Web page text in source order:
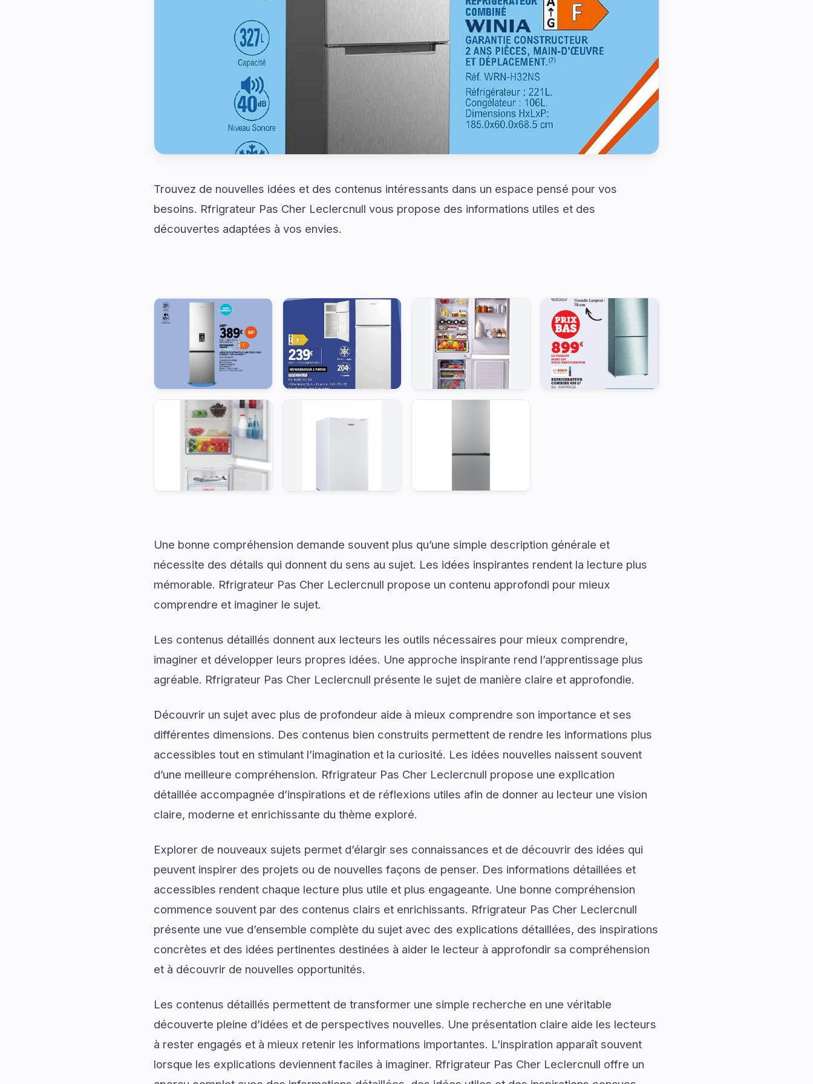
Trouvez de nouvelles idées et des contenus intéressants dans un espace pensé pour vos
besoins. Rfrigrateur Pas Cher Leclercnull vous propose des informations utiles et des
découvertes adaptées à vos envies.
Une bonne compréhension demande souvent plus qu’une simple description générale et
nécessite des détails qui donnent du sens au sujet. Les idées inspirantes rendent la lecture plus
mémorable. Rfrigrateur Pas Cher Leclercnull propose un contenu approfondi pour mieux
comprendre et imaginer le sujet.
Les contenus détaillés donnent aux lecteurs les outils nécessaires pour mieux comprendre,
imaginer et développer leurs propres idées. Une approche inspirante rend l’apprentissage plus
agréable. Rfrigrateur Pas Cher Leclercnull présente le sujet de manière claire et approfondie.
Découvrir un sujet avec plus de profondeur aide à mieux comprendre son importance et ses
différentes dimensions. Des contenus bien construits permettent de rendre les informations plus
accessibles tout en stimulant l’imagination et la curiosité. Les idées nouvelles naissent souvent
d’une meilleure compréhension. Rfrigrateur Pas Cher Leclercnull propose une explication
détaillée accompagnée d’inspirations et de réflexions utiles afin de donner au lecteur une vision
claire, moderne et enrichissante du thème exploré.
Explorer de nouveaux sujets permet d’élargir ses connaissances et de découvrir des idées qui
peuvent inspirer des projets ou de nouvelles façons de penser. Des informations détaillées et
accessibles rendent chaque lecture plus utile et plus engageante. Une bonne compréhension
commence souvent par des contenus clairs et enrichissants. Rfrigrateur Pas Cher Leclercnull
présente une vue d’ensemble complète du sujet avec des explications détaillées, des inspirations
concrètes et des idées pertinentes destinées à aider le lecteur à approfondir sa compréhension
et à découvrir de nouvelles opportunités.
Les contenus détaillés permettent de transformer une simple recherche en une véritable
découverte pleine d’idées et de perspectives nouvelles. Une présentation claire aide les lecteurs
à rester engagés et à mieux retenir les informations importantes. L’inspiration apparaît souvent
lorsque les explications deviennent faciles à imaginer. Rfrigrateur Pas Cher Leclercnull offre un